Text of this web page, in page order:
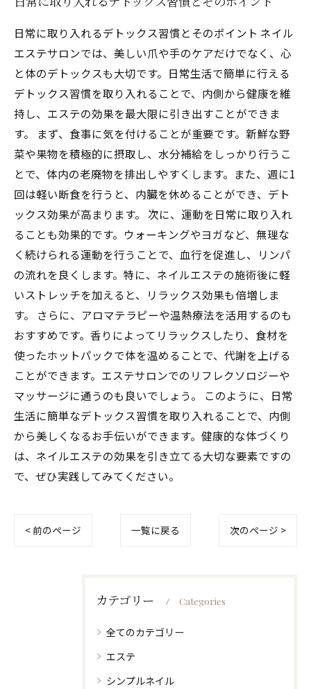
日常に取り入れるデトックス習慣とそのポイント ネイル
エステサロンでは、美しい爪や手のケアだけでなく、心
と体のデトックスも大切です。日常生活で簡単に行える
デトックス習慣を取り入れることで、内側から健康を維
持し、エステの効果を最大限に引き出すことができま
す。 まず、食事に気を付けることが重要です。新鮮な野
菜や果物を積極的に摂取し、水分補給をしっかり行うこ
とで、体内の老廃物を排出しやすくします。また、週に1
回は軽い断食を行うと、内臓を休めることができ、デト
ックス効果が高まります。 次に、運動を日常に取り入れ
ることも効果的です。ウォーキングやヨガなど、無理な
く続けられる運動を行うことで、血行を促進し、リンパ
の流れを良くします。特に、ネイルエステの施術後に軽
いストレッチを加えると、リラックス効果も倍増しま
す。 さらに、アロマテラピーや温熱療法を活用するのも
おすすめです。香りによってリラックスしたり、食材を
使ったホットパックで体を温めることで、代謝を上げる
ことができます。エステサロンでのリフレクソロジーや
マッサージに通うのも良いでしょう。 このように、日常
生活に簡単なデトックス習慣を取り入れることで、内側
から美しくなるお手伝いができます。健康的な体づくり
は、ネイルエステの効果を引き立てる大切な要素ですの
で、ぜひ実践してみてください。
< 前のページ 一覧に戻る 次のページ >
カテゴリー Categories
全てのカテゴリー
エステ
シンプルネイル